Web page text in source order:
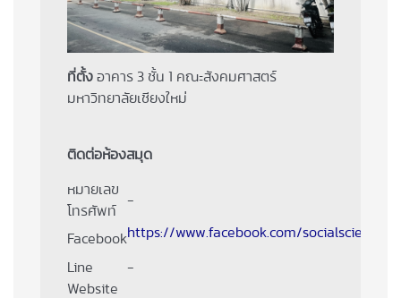
ที่ตั้ง อาคาร 3 ชั้น 1 คณะสังคมศาสตร์
มหาวิทยาลัยเชียงใหม่
ติดต่อห้องสมุด
หมายเลข
โทรศัพท์
-
Facebookhttps://www.facebook.com/
Line
-
Website